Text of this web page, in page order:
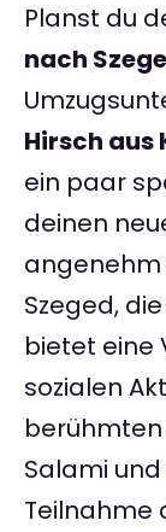
Planst du
nach
Hirsch aus
ein paar
deinen
angenehm
Szeged,
bietet eine
sozialen
berühmten
Salami
Teilnahme